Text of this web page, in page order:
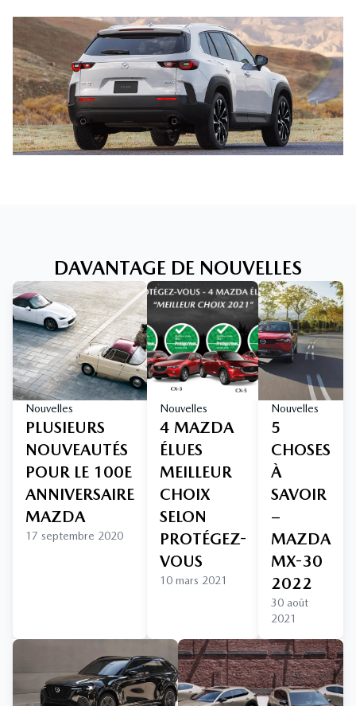
DAVANTAGE DE NOUVELLES
Nouvelles
PLUSIEURS
NOUVEAUTÉS
POUR LE 100E
ANNIVERSAIRE
MAZDA
17 septembre 2020
Nouvelles
4 MAZDA
ÉLUES
MEILLEUR
CHOIX
SELON
PROTÉGEZ-
VOUS
10 mars 2021
Nouvelles
5
CHOSES
À
SAVOIR
–
MAZDA
MX-30
2022
30 août
2021